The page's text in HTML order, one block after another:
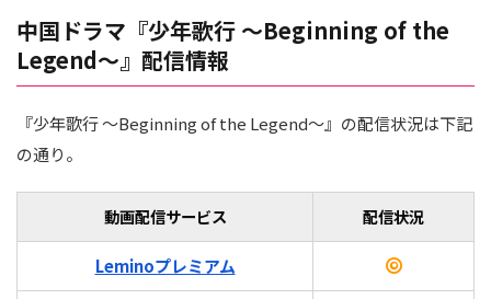
中国ドラマ『少年歌行 ～Beginning of the
Legend～』配信情報
『少年歌行 ～Beginning of the Legend～』の配信状況は下記
の通り。
動画配信サービス 配信状況
Leminoプレミアム